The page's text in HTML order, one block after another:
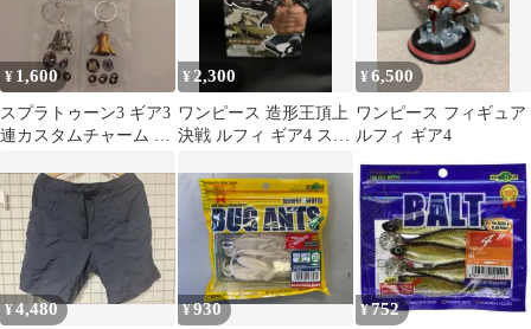
¥ 1,600
スプラトゥーン3 ギア3
連カスタムチャーム 4
¥ 2,300
ワンピース 造形王頂上
決戦 ルフィ ギア4 スペ
¥6,500
ワンピース フィギュア
ルフィ ギア4
¥4,480 ¥930 ¥752